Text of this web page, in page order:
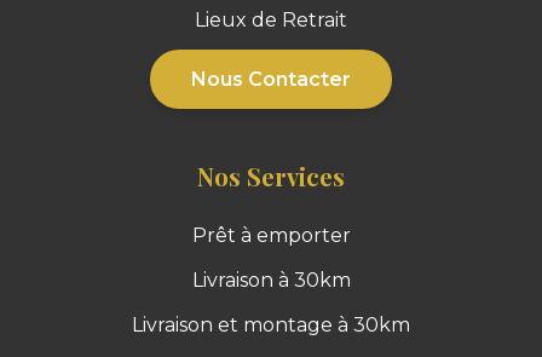
Lieux de Retrait
Nous Contacter
Nos Services
Prêt à emporter
Livraison à 30km
Livraison et montage à 30km